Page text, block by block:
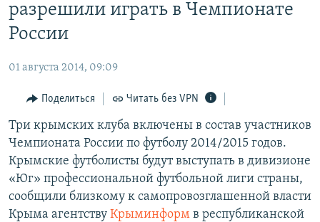
главной
Вернутся
поиску
ИСТОРИЯ
ИНТЕРАКТИВ
ИНФОГРАФИКА
ТЕЛЕПРОЕКТ КРЫМ.РЕАЛИИ
СОВЕТЫ ПРАВОЗАЩИТНИКОВ
ПРОПАВШИЕ БЕЗ ВЕСТИ
ПОБЕДИТЕЛЕЙ НЕ СУДЯТ?
РАДІО СВОБОДА
КАК ОБОЙТИ БЛОКИРОВКУ
Українською
Qırımtatar
ПРИСОЕДИНЯЙТЕСЬ!
разрешили играть в Чемпионате
России
01 августа 2014, 09:09
Поделиться Читать без VPN
Три крымских клуба включены в состав участников
Чемпионата России по футболу 2014/2015 годов.
Крымские футболисты будут выступать в дивизионе
«Юг» профессиональной футбольной лиги страны,
сообщили близкому к самопровозглашенной власти
Крыма агентству Крыминформ в республиканской